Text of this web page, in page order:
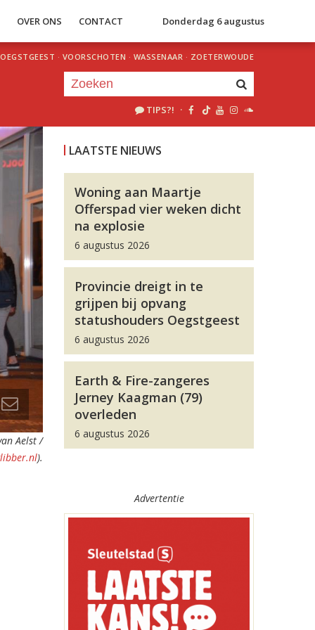
OVER ONS CONTACT Donderdag 6 augustus
OEGSTGEEST · VOORSCHOTEN · WASSENAAR · ZOETERWOUDE
TIPS?! ·
Aelst /
).
LAATSTE NIEUWS
Woning aan Maartje
Offerspad vier weken dicht
na explosie
6 augustus 2026
Provincie dreigt in te
grijpen bij opvang
statushouders Oegstgeest
6 augustus 2026
Earth & Fire-zangeres
Jerney Kaagman (79)
overleden
6 augustus 2026
Advertentie